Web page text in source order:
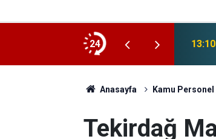
24
468 İşçi Alımı Başvuruları Başladı 13:10
Anasayfa Kamu Personel
Tekirdağ